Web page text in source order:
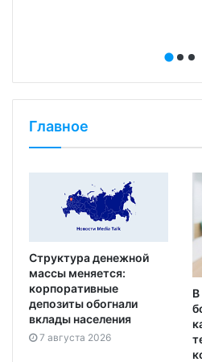
Главное
Структура денежной
массы меняется:
корпоративные
депозиты обогнали
вклады населения
7 августа 2026
В